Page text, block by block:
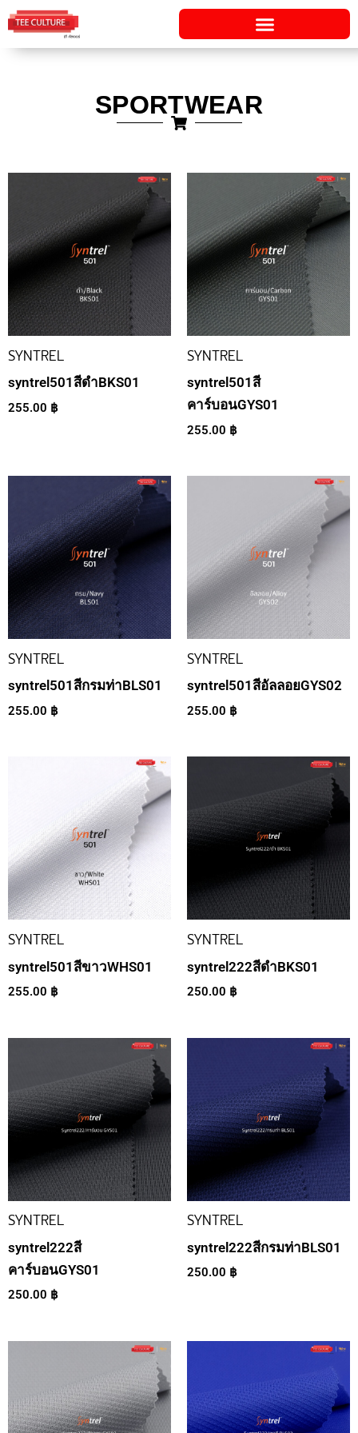
Skip
to
content
SPORTWEAR
SYNTREL
syntrel501สีดำBKS01
255.00 ฿
SYNTREL
syntrel501สี
คาร์บอนGYS01
255.00 ฿
SYNTREL
syntrel501สีกรมท่าBLS01
255.00 ฿
SYNTREL
syntrel501สีอัลลอยGYS02
255.00 ฿
SYNTREL
syntrel501สีขาวWHS01
255.00 ฿
SYNTREL
syntrel222สีดำBKS01
250.00 ฿
SYNTREL
syntrel222สี
คาร์บอนGYS01
250.00 ฿
SYNTREL
syntrel222สีกรมท่าBLS01
250.00 ฿